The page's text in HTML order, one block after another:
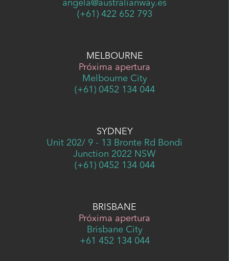
angela@australianway.es
(+61) 422 652 793
MELBOURNE
Próxima apertura
Melbourne City
(+61) 0452 134 044
SYDNEY
Unit 202/ 9 - 13 Bronte Rd Bondi
Junction 2022 NSW
(+61) 0452 134 044
BRISBANE
Próxima apertura
Brisbane City
+61 452 134 044